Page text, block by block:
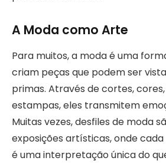
A Moda como Arte
Para muitos, a moda é uma
criam peças que podem ser
primas. Através de cortes,
estampas, eles transmitem
Muitas vezes, desfiles de moda
exposições artísticas, onde
é uma interpretação única do